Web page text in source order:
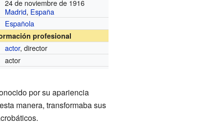
24 de noviembre de 1916
Madrid, España
Española
profesional
actor, director
actor
por su apariencia
manera, transformaba sus